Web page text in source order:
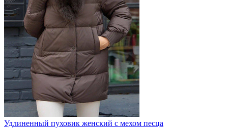
Удлиненный пуховик женский с мехом песца